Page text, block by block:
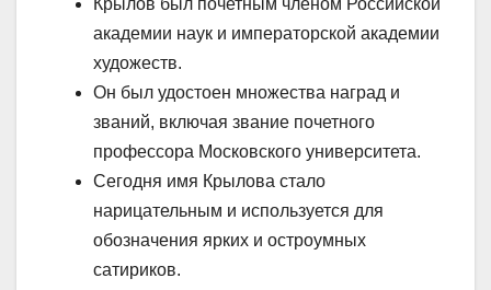
Крылов был почетным членом Российской
академии наук и императорской академии
художеств.
Он был удостоен множества наград и
званий, включая звание почетного
профессора Московского университета.
Сегодня имя Крылова стало
нарицательным и используется для
обозначения ярких и остроумных
сатириков.